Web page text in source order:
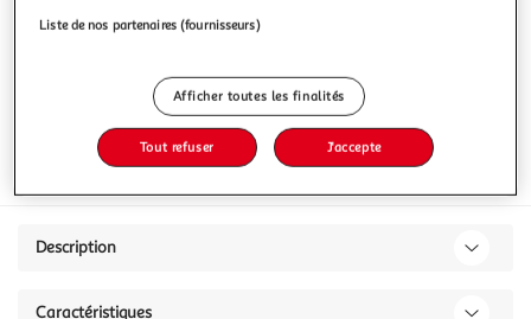
Afficher le prix
Description
Caractéristiques
Liste de nos partenaires (fournisseurs)
Afficher toutes les finalités
Tout refuser J'accepte